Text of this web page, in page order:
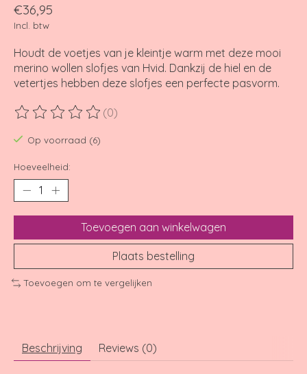
€36,95
Incl. btw
Houdt de voetjes van je kleintje warm met deze mooi
merino wollen slofjes van Hvid. Dankzij de hiel en de
vetertjes hebben deze slofjes een perfecte pasvorm.
De beoordeling van dit product is
(0)
Op voorraad (6)
Hoeveelheid:
Toevoegen aan winkelwagen
Plaats bestelling
Toevoegen om te vergelijken
Beschrijving Reviews (0)